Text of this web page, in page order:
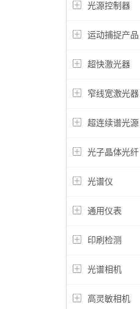
光源控制器
运动捕捉产品
超快激光器
窄线宽激光器
超连续谱光源
光子晶体光纤
光谱仪
通用仪表
印刷检测
光谱相机
高灵敏相机